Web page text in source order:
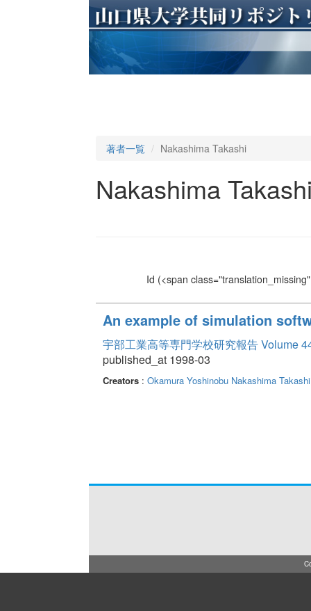
著者一覧 Nakashima Takashi
Nakashima
Id (<span
An example of simulation
宇部工業高等専門学校研究報告 Volume
published_at 1998-03
Creators: Okamura Yoshinobu Nakashima Takashi